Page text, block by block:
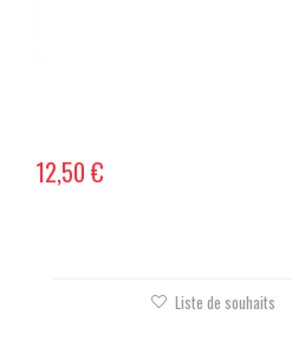
12,50 €
Liste de souhaits